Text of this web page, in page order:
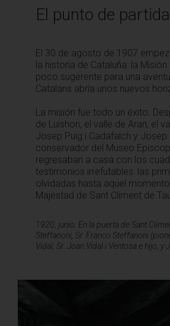
El punto de partida
El 30 de agosto de 1907
la historia de Cataluña: la
poco sugerente para una
Catalans abría unos nuevos
La misión fue todo un éxito.
de Luishon, el valle de Aran, el
Josep Puig i Cadafalch y
conservador del Museo
regresaban a casa con los
testimonios irrefutables: las
olvidadas hasta aquel
Majestad de Sant Climent de
1920, junio. En la puerta de Sant
Steffanoni, Sr. Franco Steffanoni
Vidal, Sr. Joan Vidal i Ventosa e hijo, y